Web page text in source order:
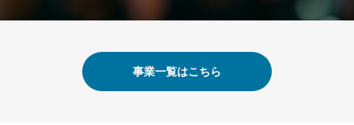
事業一覧はこちら